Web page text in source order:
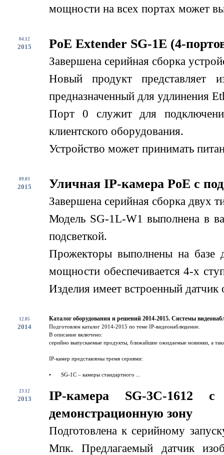
мощности на всех портах может
04.12
2015 PoE Extender SG-1E (4-
Завершена серийная сборка
Новый продукт представляет
предназначенный для удлинения
Порт 0 служит для
клиентского оборудования.
Устройство может принимать
09.03
2015 Уличная IP-камера PoE с
Завершена серийная сборка двух
Модель SG-1L-W1 выполнена в
подсветкой.
Прожекторы выполнены на
мощности обеспечивается 4-х
Изделия имеет встроенный
12.05
2014
Каталог оборудования и решений 2014-2015. Системы
Подготовлен каталог 2014-2015 по теме IP-видеонаблюдение.
В описание включено:
серийно выпускаемые продукты, ближайшие ожидаемые новинки, а
IP-камер представлены тремя сериями:
• SG-1C – камеры стандартного ...
23.12
2013
IP-камера SG-3C-1612
демонстрационную зону
Подготовлена к серийному
Мпк. Предлагаемый датчик